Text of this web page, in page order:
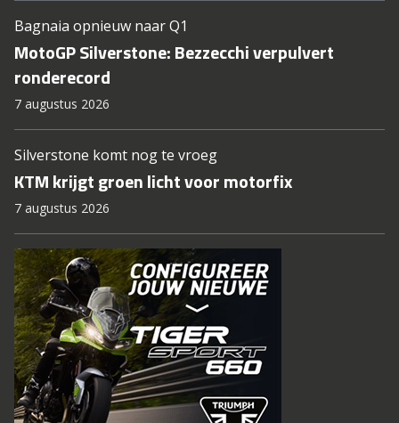
Bagnaia opnieuw naar Q1
MotoGP Silverstone: Bezzecchi verpulvert
ronderecord
7 augustus 2026
Silverstone komt nog te vroeg
KTM krijgt groen licht voor motorfix
7 augustus 2026